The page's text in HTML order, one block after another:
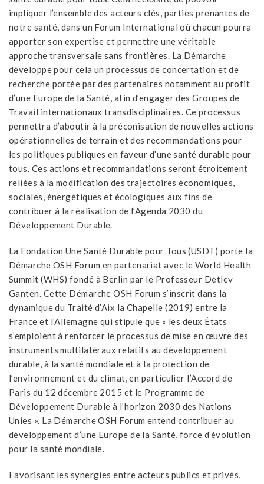
impliquer l’ensemble des acteurs clés, parties prenantes de
notre santé, dans un Forum International où chacun pourra
apporter son expertise et permettre une véritable
approche transversale sans frontières. La Démarche
développe pour cela un processus de concertation et de
recherche portée par des partenaires notamment au profit
d’une Europe de la Santé, afin d’engager des Groupes de
Travail internationaux transdisciplinaires. Ce processus
permettra d’aboutir à la préconisation de nouvelles actions
opérationnelles de terrain et des recommandations pour
les politiques publiques en faveur d’une santé durable pour
tous. Ces actions et recommandations seront étroitement
reliées à la modification des trajectoires économiques,
sociales, énergétiques et écologiques aux fins de
contribuer à la réalisation de l’Agenda 2030 du
Développement Durable.
La Fondation Une Santé Durable pour Tous (USDT) porte la
Démarche OSH Forum en partenariat avec le World Health
Summit (WHS) fondé à Berlin par le Professeur Detlev
Ganten. Cette Démarche OSH Forum s’inscrit dans la
dynamique du Traité d’Aix la Chapelle (2019) entre la
France et l’Allemagne qui stipule que « les deux États
s’emploient à renforcer le processus de mise en œuvre des
instruments multilatéraux relatifs au développement
durable, à la santé mondiale et à la protection de
l’environnement et du climat, en particulier l’Accord de
Paris du 12 décembre 2015 et le Programme de
Développement Durable à l’horizon 2030 des Nations
Unies ». La Démarche OSH Forum entend contribuer au
développement d’une Europe de la Santé, force d’évolution
pour la santé mondiale.
Favorisant les synergies entre acteurs publics et privés,